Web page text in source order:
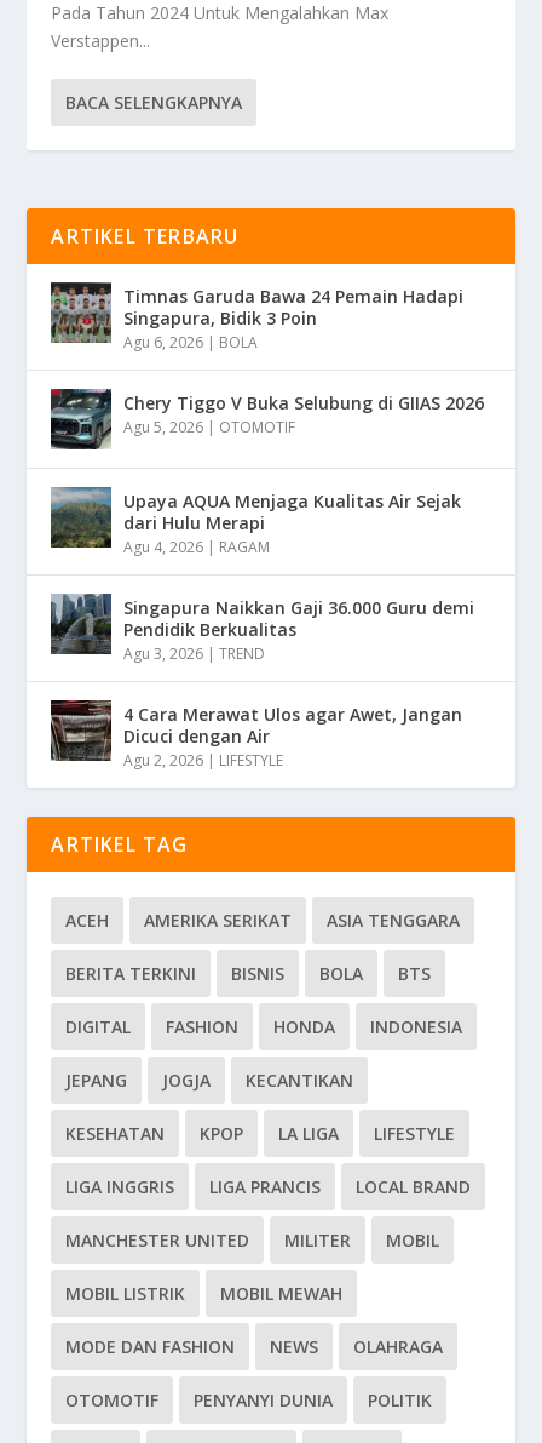
Pada Tahun 2024 Untuk Mengalahkan Max
Verstappen...
BACA SELENGKAPNYA
ARTIKEL TERBARU
Timnas Garuda Bawa 24 Pemain Hadapi
Singapura, Bidik 3 Poin
Agu 6, 2026 | BOLA
Chery Tiggo V Buka Selubung di GIIAS 2026
Agu 5, 2026 | OTOMOTIF
Upaya AQUA Menjaga Kualitas Air Sejak
dari Hulu Merapi
Agu 4, 2026 | RAGAM
Singapura Naikkan Gaji 36.000 Guru demi
Pendidik Berkualitas
Agu 3, 2026 |TREND
4 Cara Merawat Ulos agar Awet, Jangan
Dicuci dengan Air
Agu 2, 2026 | LIFESTYLE
ARTIKEL TAG
ACEH AMERIKA SERIKAT ASIA TENGGARA
BERITA TERKINI BISNIS BOLA BTS
DIGITAL FASHION HONDA INDONESIA
JEPANG JOGJA KECANTIKAN
KESEHATAN KPOP LA LIGA LIFESTYLE
LIGA INGGRIS LIGA PRANCIS LOCAL BRAND
MANCHESTER UNITED MILITER MOBIL
MOBIL LISTRIK MOBIL MEWAH
MODE DAN FASHION NEWS OLAHRAGA
OTOMOTIF PENYANYI DUNIA POLITIK